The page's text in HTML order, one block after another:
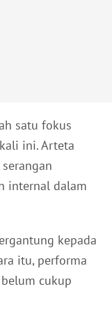
satu fokus
ini. Arteta
internal dalam
kepada
itu, performa
cukup